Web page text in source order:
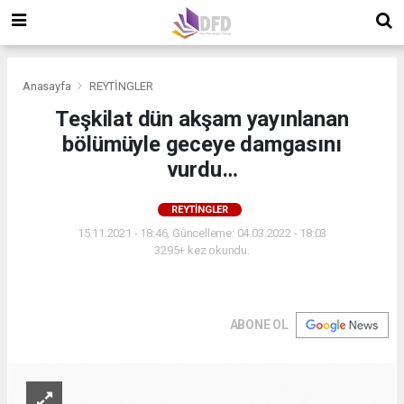
Anasayfa REYTİNGLER
Teşkilat dün akşam yayınlanan
bölümüyle geceye damgasını
vurdu…
REYTİNGLER
15.11.2021 - 18:46, Güncelleme: 04.03.2022 - 18:03
3295+ kez okundu.
ABONE OL